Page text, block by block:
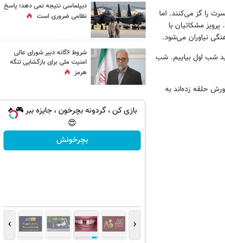
را گز می‌کنند. اما
مشکاتیان با
نیاوران می‌شود.
شب اول بیاییم. شب
حلقه زده‌اند به
دیپلماسی نتیجه‌ نمی دهد؛ پاسخ
نظامی ضروری است
شروط ۶گانه دبیر شورای عالی
امنیت ملی برای بازگشایی تنگه
هرمز
بازی کن ، گردونه بچرخون ، جایزه ببر 🎮🔥
😍
بچرخونش
‹
›